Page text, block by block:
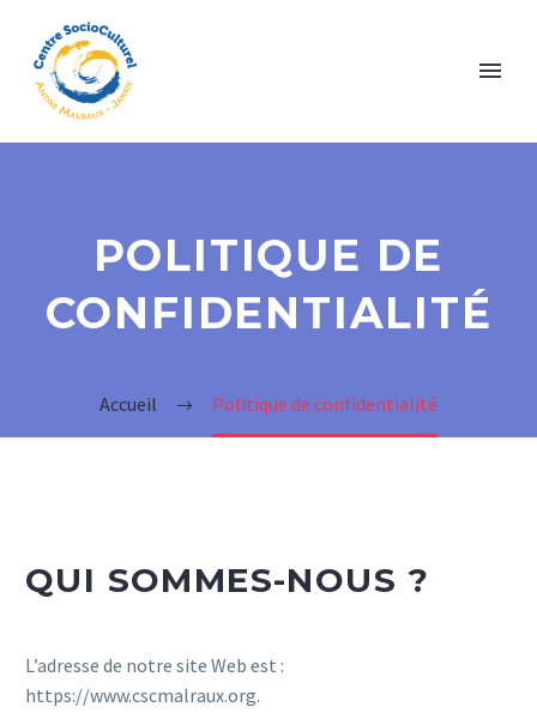
POLITIQUE DE
CONFIDENTIALITÉ
Accueil Politique de confidentialité
QUI SOMMES-NOUS ?
L’adresse de notre site Web est :
https://www.cscmalraux.org.